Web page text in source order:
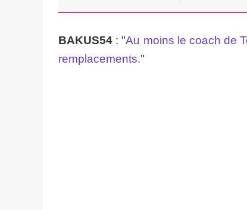
BAKUS54 : "Au moins le coach de
remplacements."